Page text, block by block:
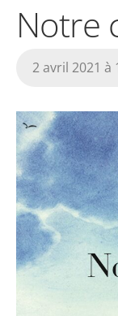
Notre
2 avril 2021 à